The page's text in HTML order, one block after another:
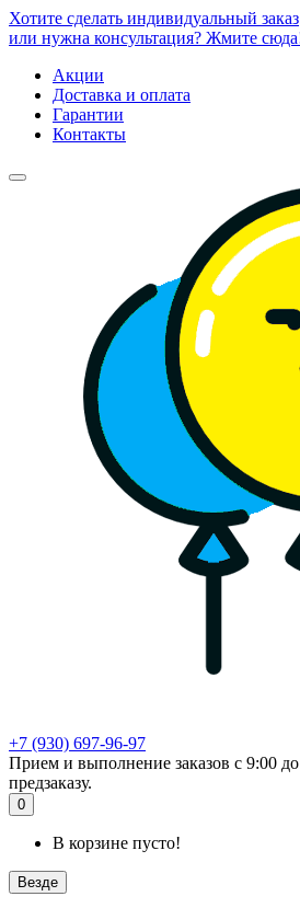
Хотите сделать индивидуальный заказ
или нужна консультация? Жмите
Акции
Доставка и оплата
Гарантии
Контакты
+7 (930) 697-96-97
Прием и выполнение заказов с 9:00
предзаказу.
0
В корзине пусто!
Везде